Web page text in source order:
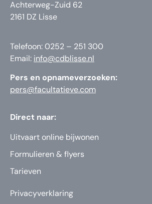
Achterweg-Zuid 62
2161 DZ Lisse
Telefoon: 0252 – 251 300
Email: info@cdblisse.nl
Pers en opnameverzoeken:
pers@facultatieve.com
Direct naar:
Uitvaart online bijwonen
Formulieren & flyers
Tarieven
Privacyverklaring